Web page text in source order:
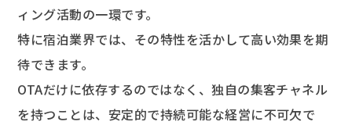
ィング活動の一環です。
特に宿泊業界では、その特性を活かして高い効果を期
待できます。
OTAだけに依存するのではなく、独自の集客チャネル
を持つことは、安定的で持続可能な経営に不可欠で